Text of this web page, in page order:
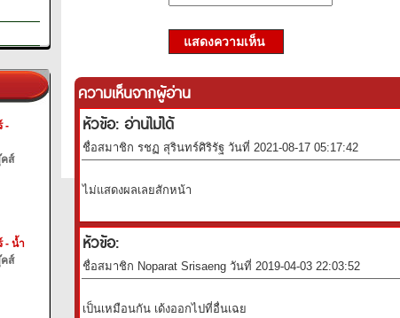
-
ส์
- น้ำ
ส์
แสดงความเห็น
ความเห็นจากผู้อ่าน
หัวข้อ: อ่านไม่ได้
ชื่อสมาชิก รชฏ สุรินทร์ศิริรัฐ วันที่ 2021-08-17 05:17:42
ไม่แสดงผลเลยสักหน้า
หัวข้อ:
ชื่อสมาชิก Noparat Srisaeng วันที่ 2019-04-03 22:03:52
เป็นเหมือนกัน เด้งออกไปที่อื่นเฉย